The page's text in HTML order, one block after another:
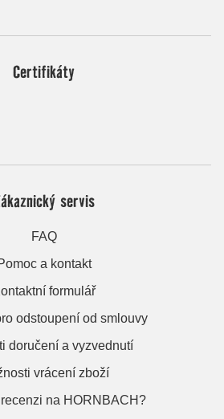
Certifikáty
servis
FAQ
a kontakt
formulář
odstoupení od smlouvy
doručení a vyzvednutí
vrácení zboží
na HORNBACH?